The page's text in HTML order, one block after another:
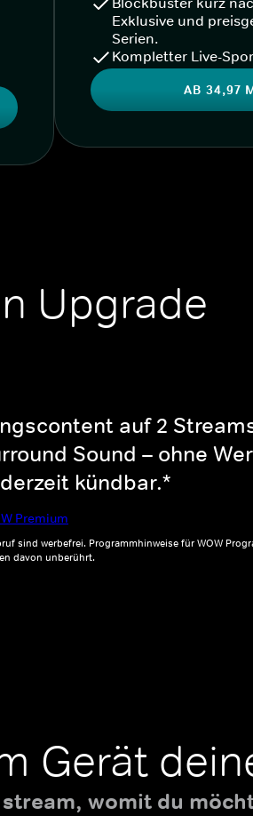
Exklusive und
Serien.
Kompletter Live-
AB 34,97
Upgrade
auf 2
Sound – ohne
kündbar.*
Premium
sind werbefrei. Programmhinweise für WOW
davon unberührt.
Gerät
womit du